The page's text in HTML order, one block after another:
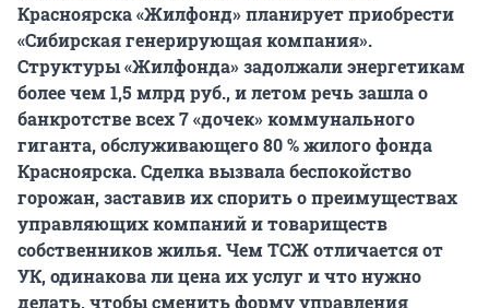
Красноярска «Жилфонд» планирует приобрести
«Сибирская генерирующая компания».
Структуры «Жилфонда» задолжали энергетикам
более чем 1,5 млрд руб., и летом речь зашла о
банкротстве всех 7 «дочек» коммунального
гиганта, обслуживающего 80 % жилого фонда
Красноярска. Сделка вызвала беспокойство
горожан, заставив их спорить о преимуществах
управляющих компаний и товариществ
собственников жилья. Чем ТСЖ отличается от
УК, одинакова ли цена их услуг и что нужно
делать, чтобы сменить форму управления